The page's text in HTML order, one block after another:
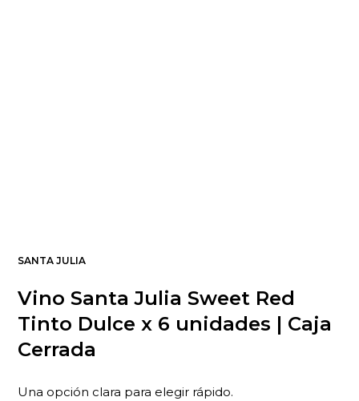
SANTA JULIA
Vino Santa Julia Sweet Red
Tinto Dulce x 6 unidades | Caja
Cerrada
Una opción clara para elegir rápido.